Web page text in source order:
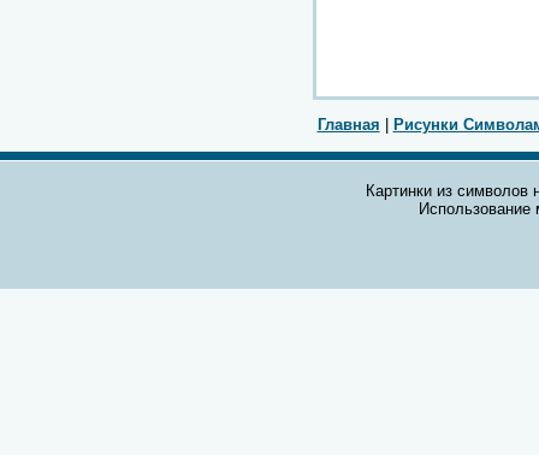
Главная Рисунки
Картинки из символов
Использование